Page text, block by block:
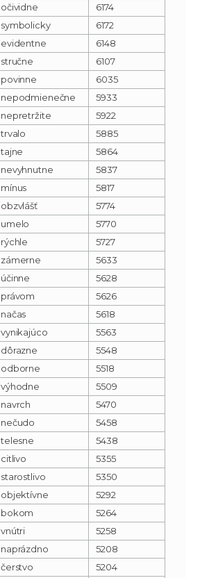
očividne
6174
symbolicky
6172
evidentne
6148
stručne
6107
povinne
6035
nepodmienečne
5933
nepretržite
5922
trvalo
5885
tajne
5864
nevyhnutne
5837
mínus
5817
obzvlášť
5774
umelo
5770
rýchle
5727
zámerne
5633
účinne
5628
právom
5626
načas
5618
vynikajúco
5563
dôrazne
5548
odborne
5518
výhodne
5509
navrch
5470
nečudo
5458
telesne
5438
citlivo
5355
starostlivo
5350
objektívne
5292
bokom
5264
vnútri
5258
naprázdno
5208
čerstvo
5204